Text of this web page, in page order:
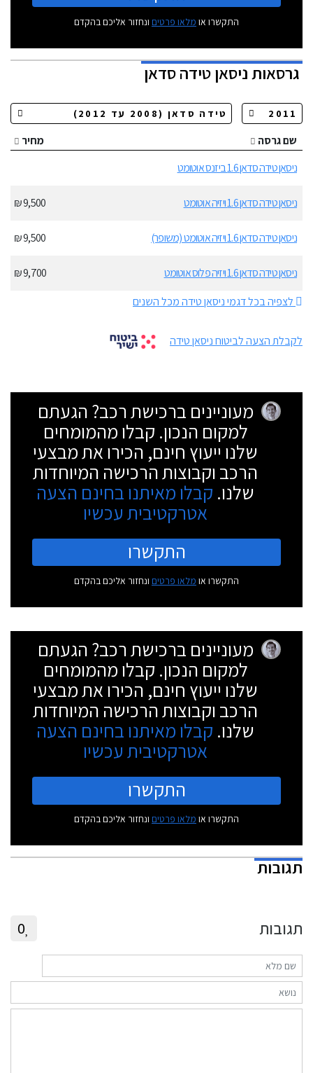
התקשרו או מלאו פרטים ונחזור אליכם בהקדם
גרסאותניסאן טידה סדאן
שם גרסה
מחיר
ניסאן טידה סדאן 1.6 ביזנס אוטומט
ניסאן טידה סדאן 1.6 ויזיה אוטומט 9,500 ₪
ניסאן טידה סדאן 1.6 ויזיה אוטומט (משופר) 9,500 ₪
ניסאן טידה סדאן 1.6 ויזיה פלוס אוטומט
9,700 ₪
לצפיה בכל דגמי ניסאן טידה מכל השנים
לקבלת הצעה לביטוח ניסאן טידה
מעוניינים ברכישת רכב? הגעתם
למקום הנכון. קבלו מהמומחים
שלנו ייעוץ חינם, הכירו את מבצעי
הרכב וקבוצות הרכישה המיוחדות
שלנו. קבלו מאיתנו בחינם הצעה
אטרקטיבית עכשיו
התקשרו
התקשרו או מלאו פרטים ונחזור אליכם בהקדם
מעוניינים ברכישת רכב? הגעתם
למקום הנכון. קבלו מהמומחים
שלנו ייעוץ חינם, הכירו את מבצעי
הרכב וקבוצות הרכישה המיוחדות
שלנו. קבלו מאיתנו בחינם הצעה
אטרקטיבית עכשיו
התקשרו
התקשרו או מלאו פרטים ונחזור אליכם בהקדם
תגובות
תגובות 0